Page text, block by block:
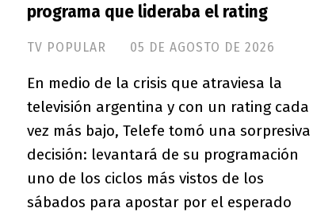
programa que lideraba el rating
TV POPULAR 05 DE AGOSTO DE 2026
En medio de la crisis que atraviesa la
televisión argentina y con un rating cada
vez más bajo, Telefe tomó una sorpresiva
decisión: levantará de su programación
uno de los ciclos más vistos de los
sábados para apostar por el esperado